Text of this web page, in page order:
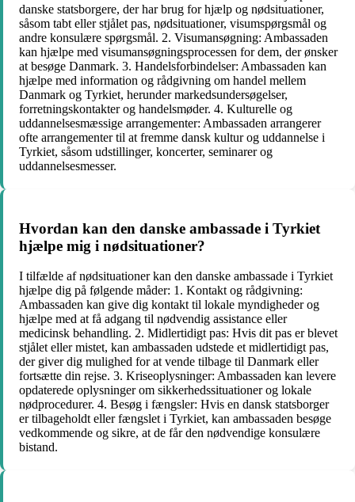
danske statsborgere, der har brug for hjælp og nødsituationer,
såsom tabt eller stjålet pas, nødsituationer, visumspørgsmål og
andre konsulære spørgsmål. 2. Visumansøgning: Ambassaden
kan hjælpe med visumansøgningsprocessen for dem, der ønsker
at besøge Danmark. 3. Handelsforbindelser: Ambassaden kan
hjælpe med information og rådgivning om handel mellem
Danmark og Tyrkiet, herunder markedsundersøgelser,
forretningskontakter og handelsmøder. 4. Kulturelle og
uddannelsesmæssige arrangementer: Ambassaden arrangerer
ofte arrangementer til at fremme dansk kultur og uddannelse i
Tyrkiet, såsom udstillinger, koncerter, seminarer og
uddannelsesmesser.
Hvordan kan den danske ambassade i Tyrkiet
hjælpe mig i nødsituationer?
I tilfælde af nødsituationer kan den danske ambassade i Tyrkiet
hjælpe dig på følgende måder: 1. Kontakt og rådgivning:
Ambassaden kan give dig kontakt til lokale myndigheder og
hjælpe med at få adgang til nødvendig assistance eller
medicinsk behandling. 2. Midlertidigt pas: Hvis dit pas er blevet
stjålet eller mistet, kan ambassaden udstede et midlertidigt pas,
der giver dig mulighed for at vende tilbage til Danmark eller
fortsætte din rejse. 3. Kriseoplysninger: Ambassaden kan levere
opdaterede oplysninger om sikkerhedssituationer og lokale
nødprocedurer. 4. Besøg i fængsler: Hvis en dansk statsborger
er tilbageholdt eller fængslet i Tyrkiet, kan ambassaden besøge
vedkommende og sikre, at de får den nødvendige konsulære
bistand.